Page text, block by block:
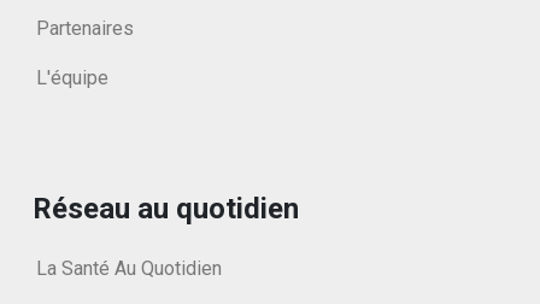
Partenaires
L'équipe
Réseau au quotidien
La Santé Au Quotidien